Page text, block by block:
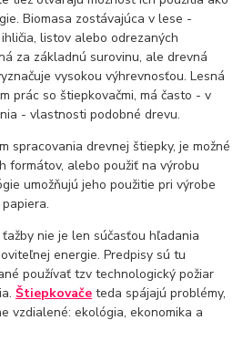
Biomasa zostávajúca v lese -
listov alebo odrezaných
za základnú surovinu, ale drevná
vysokou výhrevnosťou. Lesná
prác so štiepkovačmi, má často - v
- vlastnosti podobné drevu.
spracovania drevnej štiepky, je možné
formátov, alebo použiť na výrobu
umožňujú jeho použitie pri výrobe
nie je len súčasťou hľadania
energie. Predpisy sú tu
používať tzv technologický požiar
Štiepkovače teda spájajú problémy,
vzdialené: ekológia, ekonomika a